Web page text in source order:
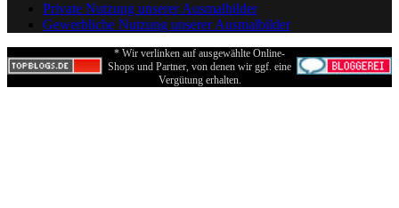
Private Nutzung unserer Ausmalbilder
Gewerbliche Nutzung unserer Ausmalbilder
* Wir verlinken auf ausgewählte Online-
Shops und Partner, von denen wir ggf. eine
Vergütung erhalten.